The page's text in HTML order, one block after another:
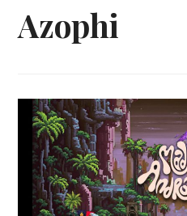
Azophi